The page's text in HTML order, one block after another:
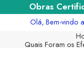
Obras
Olá, Bem-vindo
Quais Foram os